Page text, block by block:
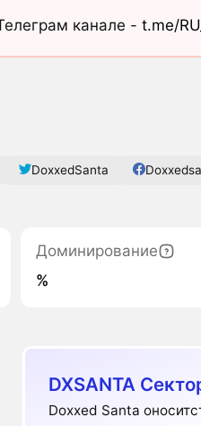
канале - t.me/
DoxxedSanta
Доминирование
%
DXSANTA
Doxxed Santa